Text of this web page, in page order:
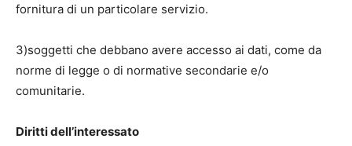
fornitura di un particolare servizio.
3)soggetti che debbano avere accesso ai dati, come da
norme di legge o di normative secondarie e/o
comunitarie.
Diritti dell’interessato